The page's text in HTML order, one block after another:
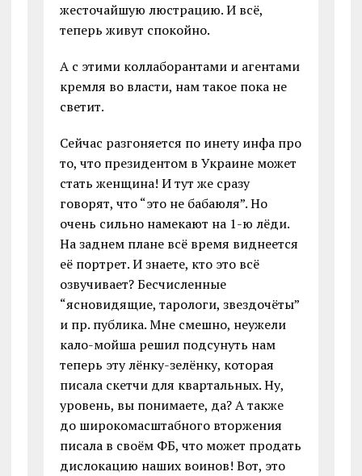
жесточайшую люстрацию. И всё,
теперь живут спокойно.
А с этими коллаборантами и агентами
кремля во власти, нам такое пока не
светит.
Сейчас разгоняется по инету инфа про
то, что президентом в Украине может
стать женщина! И тут же сразу
говорят, что “это не бабаюля”. Но
очень сильно намекают на 1-ю лёди.
На заднем плане всё время виднеется
её портрет. И знаете, кто это всё
озвучивает? Бесчисленные
“ясновидящие, тарологи, звездочёты”
и пр. публика. Мне смешно, неужели
кало-мойша решил подсунуть нам
теперь эту лёнку-зелёнку, которая
писала скетчи для квартальных. Ну,
уровень, вы понимаете, да? А также
до широкомасштабного вторжения
писала в своём ФБ, что может продать
дислокацию наших воинов! Вот, это